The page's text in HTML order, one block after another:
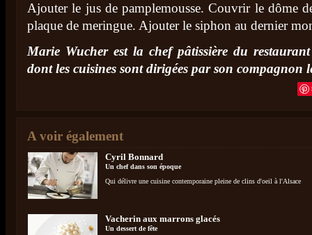
Ajouter le jus de pamplemousse. Couvrir le dôme
plaque de meringue. Ajouter le siphon au dernier
Marie Wucher est la chef pâtissière du
dont les cuisines sont dirigées par son compagnon
A voir également
Cyril Bonnard
Un chef dans son époque
Qui délivre une cuisine contemporaine pleine de clins d'oeil à l'Alsace
Vacherin aux marrons glacés
Un dessert de fête